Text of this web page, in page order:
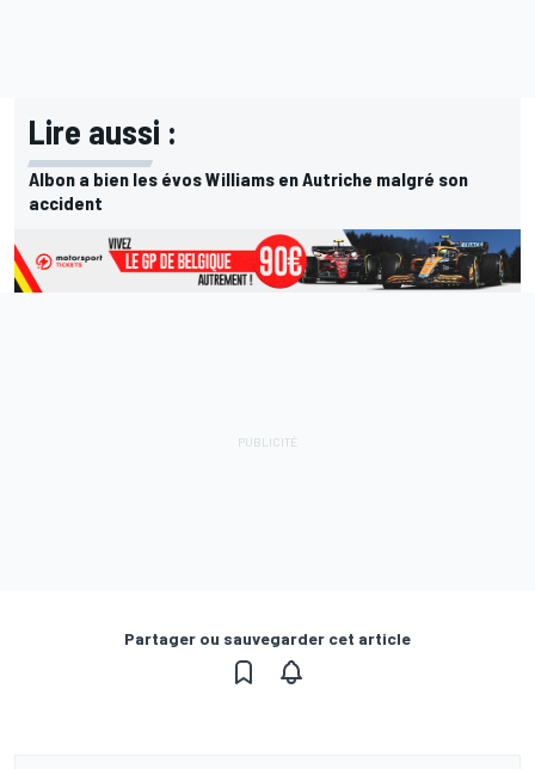
Lire aussi :
Albon a bien les évos Williams en Autriche malgré son
accident
Partager ou sauvegarder cet article